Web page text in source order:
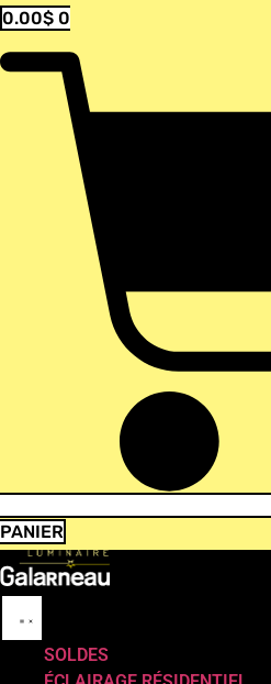
0.00$ 0
PANIER
SOLDES